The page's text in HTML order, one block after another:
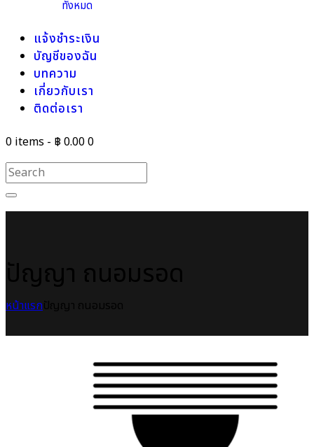
ทั้งหมด
แจ้งชำระเงิน
บัญชีของฉัน
บทความ
เกี่ยวกับเรา
ติดต่อเรา
0 items - ฿ 0.000
หน้าแรก